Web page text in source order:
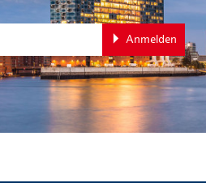
Anmelden